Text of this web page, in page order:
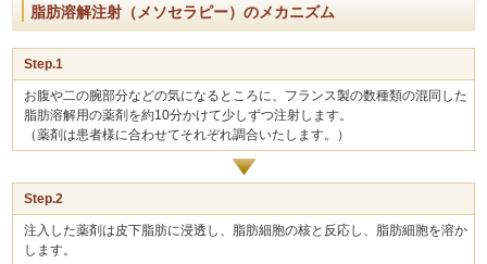
脂肪溶解注射（メソセラピー）のメカニズム
Step.1
お腹や二の腕部分などの気になるところに、フランス製の数種類の混同した
脂肪溶解用の薬剤を約10分かけて少しずつ注射します。
（薬剤は患者様に合わせてそれぞれ調合いたします。）
Step.2
注入した薬剤は皮下脂肪に浸透し、脂肪細胞の核と反応し、脂肪細胞を溶か
します。